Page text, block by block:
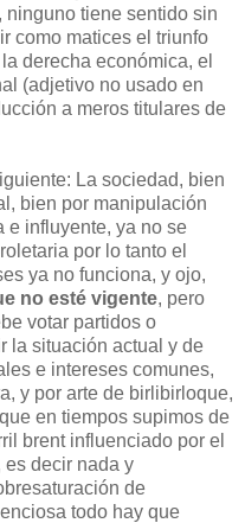
ninguno tiene sentido sin
como matices el triunfo
derecha económica, el
(adjetivo no usado en
ción a meros titulares de
La sociedad, bien
bien por manipulación
e influyente, ya no se
por lo tanto el
ya no funciona, y ojo,
no esté vigente, pero
votar partidos o
la situación actual y de
e intereses comunes,
, y por arte de birlibirloque,
en tiempos supimos de
brent influenciado por e
es decir nada y
saturación de
todo hay que